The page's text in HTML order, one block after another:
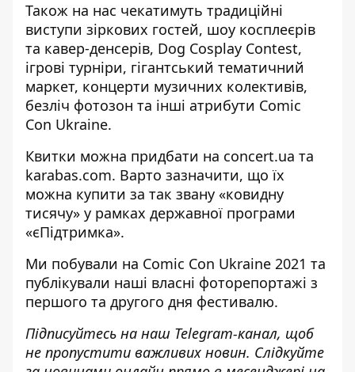
Також на нас чекатимуть традиційні
виступи зіркових гостей, шоу косплеєрів
та кавер-денсерів, Dog Cosplay Contest,
ігрові турніри, гігантський тематичний
маркет, концерти музичних колективів,
безліч фотозон та інші атрибути Comic
Con Ukraine.
Квитки можна придбати на concert.ua та
karabas.com. Варто зазначити, що їх
можна купити за так звану «ковидну
тисячу» у рамках державної програми
«єПідтримка».
Ми побували на Comic Con Ukraine 2021 та
публікували наші власні фоторепортажі з
першого та другого дня фестивалю.
Підписуйтесь на наш Telegram-канал, щоб
не пропустити важливих новин. Слідкуйте